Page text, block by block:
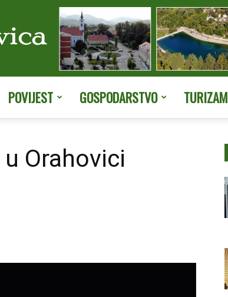
Grada
POVIJEST GOSPODARSTVO TURIZAM
Orahovici